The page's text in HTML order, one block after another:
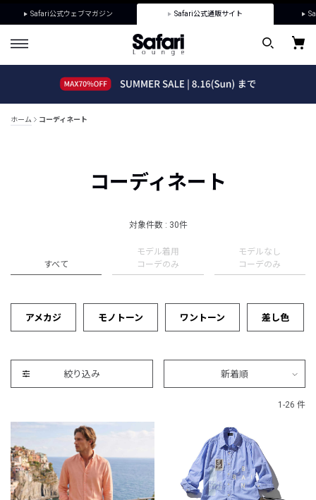
Safari公式ウェブマガジン Safari公式通販サイト
ホーム コーディネート
コーディネート
対象件数 : 30件
すべて
モデル着用
コーデのみ
モデルなし
コーデのみ
アメカジ モノトーン ワントーン 差し色
絞り込み 新着順
1-26 件